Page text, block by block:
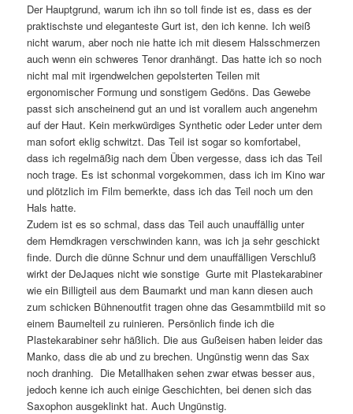
Der Hauptgrund, warum ich ihn so toll finde ist es, dass es der
praktischste und eleganteste Gurt ist, den ich kenne. Ich weiß
nicht warum, aber noch nie hatte ich mit diesem Halsschmerzen
auch wenn ein schweres Tenor dranhängt. Das hatte ich so noch
nicht mal mit irgendwelchen gepolsterten Teilen mit
ergonomischer Formung und sonstigem Gedöns. Das Gewebe
passt sich anscheinend gut an und ist vorallem auch angenehm
auf der Haut. Kein merkwürdiges Synthetic oder Leder unter dem
man sofort eklig schwitzt. Das Teil ist sogar so komfortabel,
dass ich regelmäßig nach dem Üben vergesse, dass ich das Teil
noch trage. Es ist schonmal vorgekommen, dass ich im Kino war
und plötzlich im Film bemerkte, dass ich das Teil noch um den
Hals hatte.
Zudem ist es so schmal, dass das Teil auch unauffällig unter
dem Hemdkragen verschwinden kann, was ich ja sehr geschickt
finde. Durch die dünne Schnur und dem unauffälligen Verschluß
wirkt der DeJaques nicht wie sonstige Gurte mit Plastekarabiner
wie ein Billigteil aus dem Baumarkt und man kann diesen auch
zum schicken Bühnenoutfit tragen ohne das Gesammtbiild mit so
einem Baumelteil zu ruinieren. Persönlich finde ich die
Plastekarabiner sehr häßlich. Die aus Gußeisen haben leider das
Manko, dass die ab und zu brechen. Ungünstig wenn das Sax
noch dranhing. Die Metallhaken sehen zwar etwas besser aus,
jedoch kenne ich auch einige Geschichten, bei denen sich das
Saxophon ausgeklinkt hat. Auch Ungünstig.